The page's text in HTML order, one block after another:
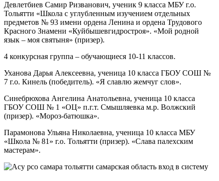
Девлетбиев Самир Ризванович, ученик 9 класса МБУ г.о.
Тольятти «Школа с углубленным изучением отдельных
предметов № 93 имени ордена Ленина и ордена Трудового
Красного Знамени «Куйбышевгидростроя». «Мой родной
язык – моя святыня» (призер).
4 конкурсная группа – обучающиеся 10-11 классов.
Уханова Дарья Алексеевна, ученица 10 класса ГБОУ СОШ №
7 г.о. Кинель (победитель). «Я славлю жемчуг слов».
Синебрюхова Ангелина Анатольевна, ученица 10 класса
ГБОУ СОШ № 1 «ОЦ» п.г.т. Смышляевка м.р. Волжский
(призер). «Мороз-батюшка».
Парамонова Ульяна Николаевна, ученица 10 класса МБУ
«Школа № 81» г.о. Тольятти (призер). «Слава палехским
мастерам».